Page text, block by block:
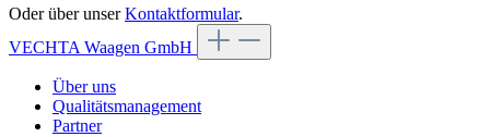
Oder über unserKontaktformular.
VECHTA Waagen GmbH
Über uns
Qualitätsmanagement
Partner